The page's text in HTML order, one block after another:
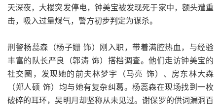
天深夜，大楼突发停电，钟美宝被发现死于家中，额头遭重
击，吸入过量煤气，警方初步判定为谋杀。
刑警杨蕊森（杨子姗 饰）刚入职，带着满腔热血，与经验
丰富的队长严良（郭涛 饰）搭档调查。他们走访钟美宝的
社交圈，发现她的前夫林梦宇（马亮 饰）、房东林大森
（郑人硕 饰）均与她有复杂纠葛。杨蕊森在现场找到一枚
破碎的耳环，吴明月却坚称从未见过。谢保罗的供词漏洞百